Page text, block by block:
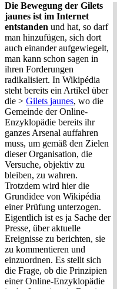
Die Bewegung der Gilets
jaunes ist im Internet
entstanden und hat, so darf
man hinzufügen, sich dort
auch einander aufgewiegelt,
man kann schon sagen in
ihren Forderungen
radikalisiert. In Wikipédia
steht bereits ein Artikel über
die > Gilets jaunes, wo die
Gemeinde der Online-
Enzyklopädie bereits ihr
ganzes Arsenal auffahren
muss, um gemäß den Zielen
dieser Organisation, die
Versuche, objektiv zu
bleiben, zu wahren.
Trotzdem wird hier die
Grundidee von Wikipédia
einer Prüfung unterzogen.
Eigentlich ist es ja Sache der
Presse, über aktuelle
Ereignisse zu berichten, sie
zu kommentieren und
einzuordnen. Es stellt sich
die Frage, ob die Prinzipien
einer Online-Enzyklopädie